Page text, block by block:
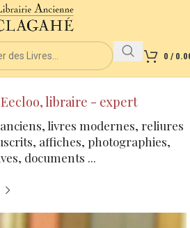
0 /
Eecloo, libraire - expert
livres modernes, reliures
affiches, photographies,
documents ...